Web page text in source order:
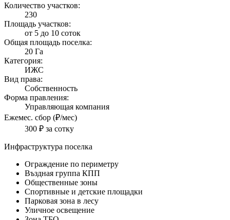
Количество участков:
230
Площадь участков:
от 5 до 10 соток
Общая площадь поселка:
20 Га
Категория:
ИЖС
Вид права:
Собственность
Форма правления:
Управляющая компания
Ежемес. сбор (₽/мес)
300 ₽ за сотку
Инфраструктура поселка
Ограждение по периметру
Въздная группа КПП
Общественные зоны
Спортивные и детские площадки
Парковая зона в лесу
Уличное освещение